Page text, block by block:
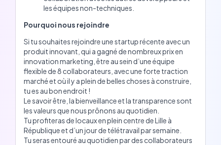
les équipes non-techniques.
Pourquoi nous rejoindre
Si tu souhaites rejoindre une startup récente avec un
produit innovant, qui a gagné de nombreux prix en
innovation marketing, être au sein d’une équipe
flexible de 8 collaborateurs, avec une forte traction
marché et où il y a plein de belles choses à construire,
tu es au bon endroit !
Le savoir être, la bienveillance et la transparence sont
les valeurs que nous prônons au quotidien.
Tu profiteras de locaux en plein centre de Lille à
République et d’un jour de télétravail par semaine.
Tu seras entouré au quotidien par des collaborateurs